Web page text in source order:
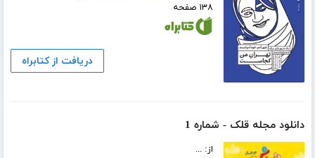
۱۳۸ صفحه
دریافت از کتابراه
دانلود مجله قلک - شماره 1
از: ...